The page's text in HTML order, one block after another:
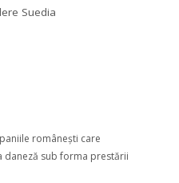
Suedia
româneşti care
daneză sub forma prestării